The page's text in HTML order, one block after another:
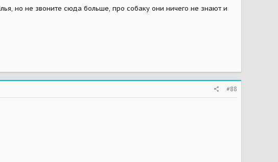
но не звоните сюда больше, про собаку они ничего не знают и
#88